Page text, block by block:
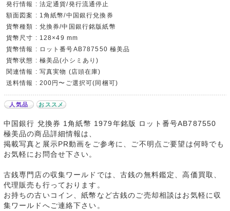
発行情報 : 法定通貨/発行流通停止
額面図案 : 1角紙幣/中国銀行兌換券
貨幣種類 : 兌換券/中国銀行銘版紙幣
貨幣尺寸 : 128×49 mm
貨幣情報 : ロット番号AB787550 極美品
貨幣状態 : 極美品(小シミあり)
関連情報 : 写真実物 (店頭在庫)
送料情報 : 200円〜ご選択可(同梱可)
人気品 おススメ
中国銀行 兌換券 1角紙幣 1979年銘版 ロット番号AB787550
極美品の商品詳細情報は、
掲載写真と展示PR動画をご参考に、ご不明点ご要望は何時でも
お気軽にお問合せ下さい。
古銭専門店の収集ワールドでは、古銭の無料鑑定、高価買取、
代理販売も行っております。
お持ちの古いコイン、紙幣など古銭のご売却相談はお気軽に収
集ワールドへご連絡下さい。